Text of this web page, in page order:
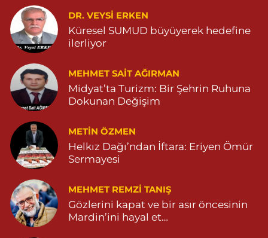
0 (482) 541 33 33 Yol Tarifi Al
Büşra Eczanesi
SAĞLIK OCAĞI YANI 04823812379
0 (482) 381 23 79 Yol Tarifi Al
Yavuz Eczanesi
MARDİN CADDE NO:20A 04825712234
0 (482) 571 22 34 Yol Tarifi Al
DR. VEYSI ERKEN
Küresel SUMUD büyüyerek hedefine
ilerliyor
MEHMET SAIT AĞIRMAN
Midyat’ta Turizm: Bir Şehrin Ruhuna
Dokunan Değişim
METIN ÖZMEN
Helkız Dağı’ndan İftara: Eriyen Ömür
Sermayesi
MEHMET REMZI TANIŞ
Gözlerini kapat ve bir asır öncesinin
Mardin’ini hayal et…